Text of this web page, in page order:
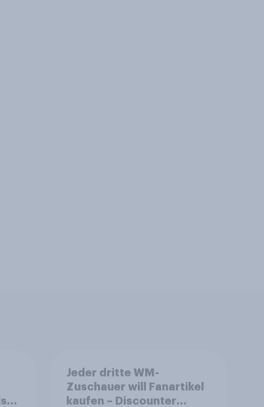
Jeder dritte WM-
Zuschauer will Fanartikel
kaufen – Discounter